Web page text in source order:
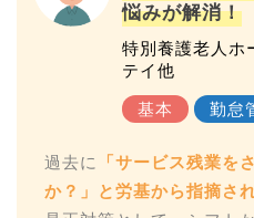
悩みが解消！
特別養護老人ホ
テイ他
過去に
「サービス残業を
か？」と労基から指摘さ